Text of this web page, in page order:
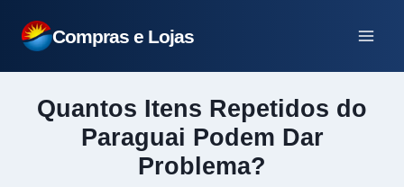
para
Compras e Lojas
Quantos Itens Repetidos do
Paraguai Podem Dar
Problema?